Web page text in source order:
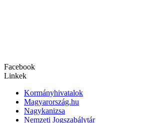
Facebook
Linkek
Kormányhivatalok
Magyarország.hu
Nagykanizsa
Nemzeti Jogszabálytár